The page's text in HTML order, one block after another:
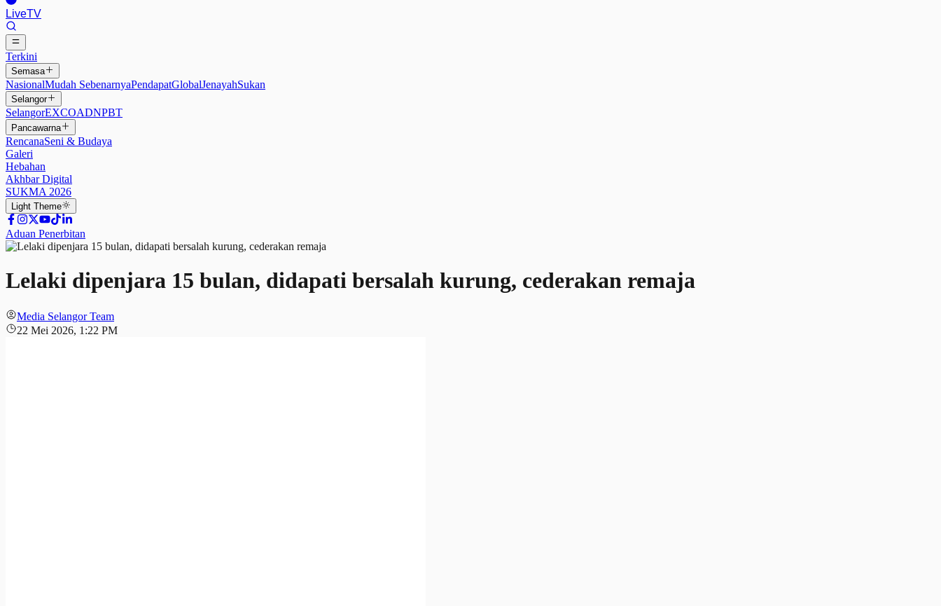
LiveTV
Terkini
Semasa
NasionalMudah SebenarnyaPendapatGlobalJenayahSukan
Selangor
SelangorEXCOADNPBT
Pancawarna
RencanaSeni & Budaya
Galeri
Hebahan
Akhbar Digital
SUKMA 2026
Light Theme
Aduan Penerbitan
Lelaki dipenjara 15 bulan, didapati bersalah kurung, cederakan remaja
Media Selangor Team
22 Mei 2026, 1:22 PM